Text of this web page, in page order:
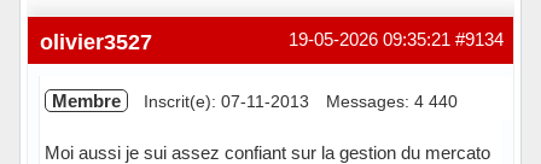
#9134
19-05-2026 09:35:21
olivier3527
Membre Inscrit(e): 07-11-2013 Messages: 4 440
Moi aussi je sui assez confiant sur la gestion du mercato